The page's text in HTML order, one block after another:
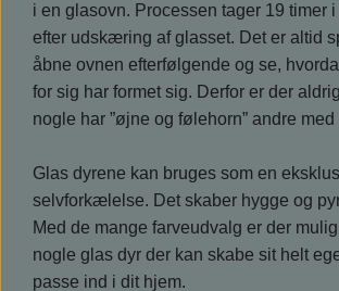
i en glasovn. Processen tager 19 timer
efter udskæring af glasset. Det er altid
åbne ovnen efterfølgende og se,
for sig har formet sig. Derfor er der
nogle har ”øjne og følehorn” andre
Glas dyrene kan bruges som en
selvforkælelse. Det skaber hygge og
Med de mange farveudvalg er der
nogle glas dyr der kan skabe sit helt
passe ind i dit hjem.